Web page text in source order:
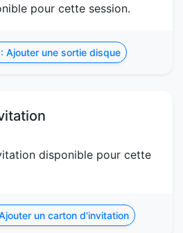
pour cette session.
Ajouter une sortie disque
disponible pour cette
un carton d'invitation